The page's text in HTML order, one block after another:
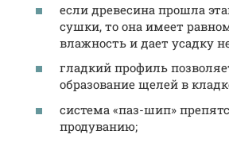
если древесина прошла
сушки, то она имеет
влажность и дает усадку
гладкий профиль
образование щелей в
система «паз-шип»
продуванию;